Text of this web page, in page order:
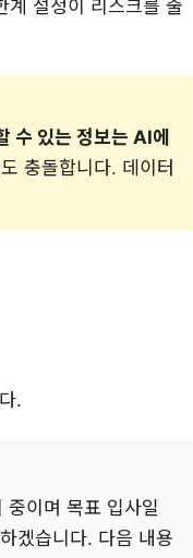
계 설정이 리스크를 줄
수 있는 정보는 AI에
충돌합니다. 데이터
.
이며 목표 입사일
겠습니다. 다음 내용